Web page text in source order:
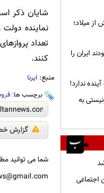
شایان ذکر
نماینده
تعداد
کنند.
منبع: ایرنا
برچسب ها:
گزارش
شما می توانید
در ۵ قرن پیش از میلاد؛
ایران را
ندارد!
به
اجتماعی